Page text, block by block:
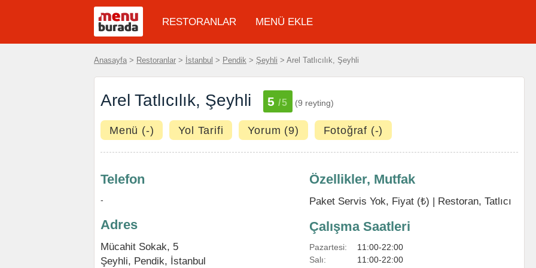
RESTORANLAR MENÜ EKLE
Anasayfa > Restoranlar > İstanbul > Pendik > Şeyhli > Arel Tatlıcılık, Şeyhli
Arel Tatlıcılık, Şeyhli 5 /5 (9 reyting)
Menü (-) Yol Tarifi Yorum (9) Fotoğraf (-)
Telefon
-
Adres
Mücahit Sokak, 5
Şeyhli, Pendik, İstanbul
Özellikler, Mutfak
Paket Servis Yok, Fiyat (₺) | Restoran, Tatlıcı
Çalışma Saatleri
Pazartesi:
11:00-22:00
Salı:
11:00-22:00